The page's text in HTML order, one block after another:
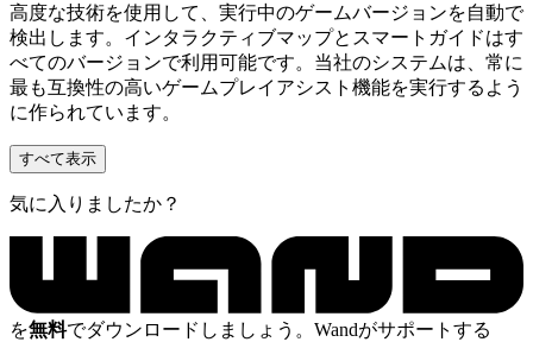
高度な技術を使用して、実行中のゲームバージョンを自動で
検出します。インタラクティブマップとスマートガイドはす
べてのバージョンで利用可能です。当社のシステムは、常に
最も互換性の高いゲームプレイアシスト機能を実行するよう
に作られています。
すべて表示
気に入りましたか？
を無料でダウンロードしましょう。Wandがサポートする